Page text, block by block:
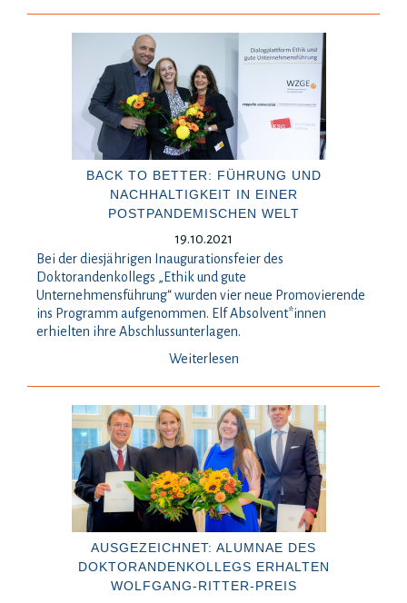
BACK TO BETTER: FÜHRUNG UND
NACHHALTIGKEIT IN EINER
POSTPANDEMISCHEN WELT
19.10.2021
Bei der diesjährigen Inaugurationsfeier des
Doktorandenkollegs „Ethik und gute
Unternehmensführung“ wurden vier neue Promovierende
ins Programm aufgenommen. Elf Absolvent*innen
erhielten ihre Abschlussunterlagen.
Weiterlesen
AUSGEZEICHNET: ALUMNAE DES
DOKTORANDENKOLLEGS ERHALTEN
WOLFGANG-RITTER-PREIS